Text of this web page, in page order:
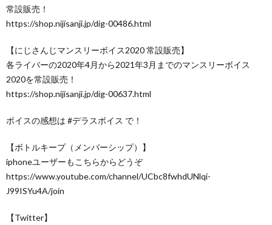
常設販売！
https://shop.nijisanji.jp/dig-00486.html
【にじさんじマンスリーボイス2020 常設販売】
各ライバーの2020年4月から2021年3月までのマンスリーボイス
2020を常設販売！
https://shop.nijisanji.jp/dig-00637.html
ボイスの感想は #デラスボイス で！
【ボトルキープ（メンバーシップ）】
iphoneユーザーもこちらからどうぞ
https://www.youtube.com/channel/UCbc8fwhdUNlqi-
J99ISYu4A/join
【Twitter】